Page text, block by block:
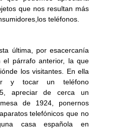
que nos resultan más
teléfonos.
última, por esacercanía
párrafo anterior, la que
los visitantes. En ella
y tocar un teléfono
apreciar de cerca un
de 1924, ponernos
telefónicos que no
casa española en